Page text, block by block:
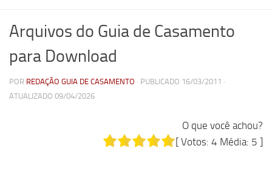
Arquivos do Guia de Casamento
para Download
POR REDAÇÃO GUIA DE CASAMENTO · PUBLICADO 16/03/2011 ·
ATUALIZADO 09/04/2026
O que você achou?
[ Votos: 4 Média: 5 ]